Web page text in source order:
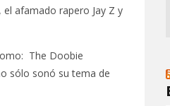
el afamado rapero Jay Z y
The Doobie
sólo sonó su tema de